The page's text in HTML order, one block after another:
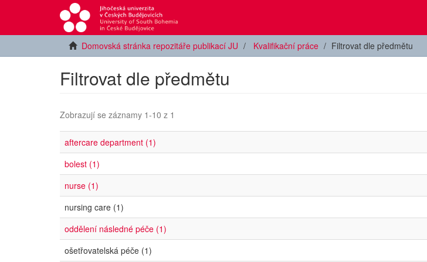
Domovská stránka repozitáře publikací JU Kvalifikační práce Filtrovat dle předmětu
Filtrovat dle předmětu
Zobrazují se záznamy 1-10 z 1
aftercare department (1)
bolest (1)
nurse (1)
nursing care (1)
oddělení následné péče (1)
ošetřovatelská péče (1)